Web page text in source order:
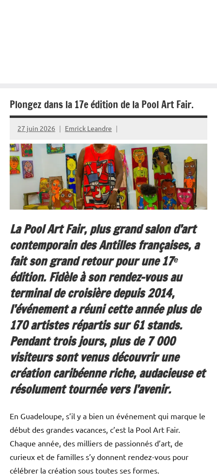
Plongez dans la 17e édition de la Pool Art Fair.
27 juin 2026 Emrick Leandre
La Pool Art Fair, plus grand salon d’art
contemporain des Antilles françaises, a
fait son grand retour pour une 17ᵉ
édition. Fidèle à son rendez-vous au
terminal de croisière depuis 2014,
l’événement a réuni cette année plus de
170 artistes répartis sur 61 stands.
Pendant trois jours, plus de 7 000
visiteurs sont venus découvrir une
création caribéenne riche, audacieuse et
résolument tournée vers l’avenir.
En Guadeloupe, s’il y a bien un événement qui marque le
début des grandes vacances, c’est la Pool Art Fair.
Chaque année, des milliers de passionnés d’art, de
curieux et de familles s’y donnent rendez-vous pour
célébrer la création sous toutes ses formes.